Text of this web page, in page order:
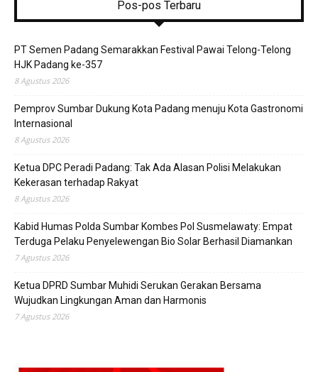
Pos-pos Terbaru
PT Semen Padang Semarakkan Festival Pawai Telong-Telong
HJK Padang ke-357
8 Agustus 2026
Pemprov Sumbar Dukung Kota Padang menuju Kota Gastronomi
Internasional
8 Agustus 2026
Ketua DPC Peradi Padang: Tak Ada Alasan Polisi Melakukan
Kekerasan terhadap Rakyat
8 Agustus 2026
Kabid Humas Polda Sumbar Kombes Pol Susmelawaty: Empat
Terduga Pelaku Penyelewengan Bio Solar Berhasil Diamankan
7 Agustus 2026
Ketua DPRD Sumbar Muhidi Serukan Gerakan Bersama
Wujudkan Lingkungan Aman dan Harmonis
7 Agustus 2026